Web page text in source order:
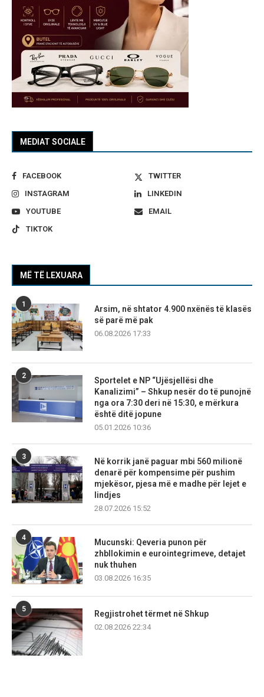
MEDIAT SOCIALE
FACEBOOK
TWITTER
INSTAGRAM
LINKEDIN
YOUTUBE
EMAIL
TIKTOK
MË TË LEXUARA
1
Arsim, në shtator 4.900 nxënës të klasës
së parë më pak
06.08.2026 17:33
2
Sportelet e NP “Ujësjellësi dhe
Kanalizimi” – Shkup nesër do të punojnë
nga ora 7:30 deri në 15:30, e mërkura
është ditë jopune
05.01.2026 10:36
3
Në korrik janë paguar mbi 560 milionë
denarë për kompensime për pushim
mjekësor, pjesa më e madhe për lejet e
lindjes
28.07.2026 15:52
4
Mucunski: Qeveria punon për
zhbllokimin e eurointegrimeve, detajet
nuk thuhen
03.08.2026 16:35
5
Regjistrohet tërmet në Shkup
02.08.2026 22:34